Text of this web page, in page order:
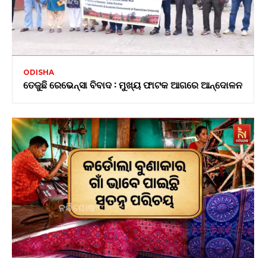
ODISHA
ତେଜୁଛି ରେଭେନ୍ସା ବିବାଦ : ମୁଖ୍ୟ ଫାଟକ ଆଗରେ ଆନ୍ଦୋଳନ